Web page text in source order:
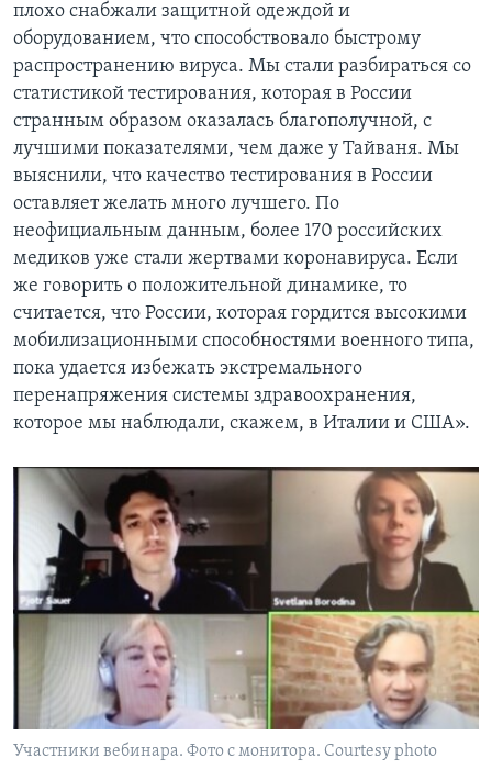
плохо снабжали защитной одеждой и
оборудованием, что способствовало быстрому
распространению вируса. Мы стали разбираться со
статистикой тестирования, которая в России
странным образом оказалась благополучной, с
лучшими показателями, чем даже у Тайваня. Мы
выяснили, что качество тестирования в России
оставляет желать много лучшего. По
неофициальным данным, более 170 российских
медиков уже стали жертвами коронавируса. Если
же говорить о положительной динамике, то
считается, что России, которая гордится высокими
мобилизационными способностями военного типа,
пока удается избежать экстремального
перенапряжения системы здравоохранения,
которое мы наблюдали, скажем, в Италии и США».
Участники вебинара. Фото с монитора. Courtesy photo